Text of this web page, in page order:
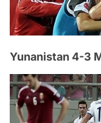
Yunanistan 4-3